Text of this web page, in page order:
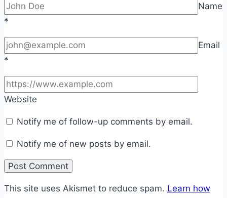
Name
*
Email
*
Website
Notify me of follow-up comments by email.
Notify me of new posts by email.
This site uses Akismet to reduce spam. Learn how